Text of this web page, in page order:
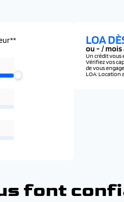
LOA
ou- / mois
Un crédit vous
Vérifiez vos
de vous
LOA: Location
font